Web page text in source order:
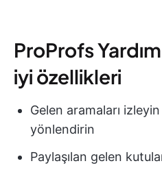
ProProfs
iyi özellikleri
Gelen aramaları
yönlendirin
Paylaşılan gelen